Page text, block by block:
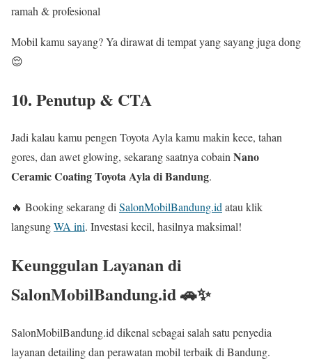
ramah & profesional
Mobil kamu sayang? Ya dirawat di tempat yang sayang juga dong
😌
10. Penutup & CTA
Jadi kalau kamu pengen Toyota Ayla kamu makin kece, tahan
gores, dan awet glowing, sekarang saatnya cobainNano
Ceramic Coating Toyota Ayla di Bandung.
🔥 Booking sekarang diSalonMobilBandung.idatau klik
langsungWA ini. Investasi kecil, hasilnya maksimal!
Keunggulan Layanan di
SalonMobilBandung.id 🚗✨
SalonMobilBandung.id dikenal sebagai salah satu penyedia
layanan detailing dan perawatan mobil terbaik di Bandung.